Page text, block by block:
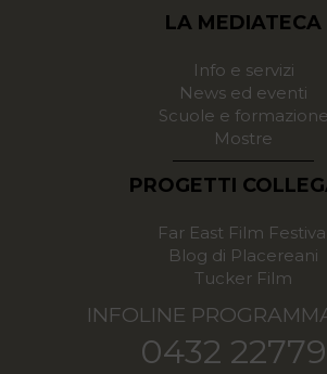
LA MEDIATECA
Info e servizi
News ed eventi
Scuole e formazione
Mostre
PROGETTI
Far East Film
Blog di Placereani
Tucker Film
INFOLINE
0432